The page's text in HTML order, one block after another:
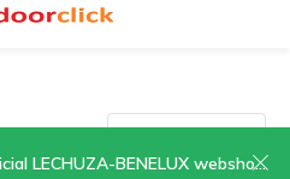
BENELUX webshop | CLICK HERE NOW!
op: